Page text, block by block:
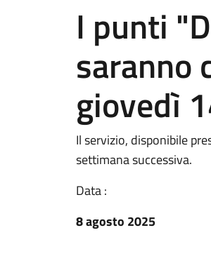
I punti
saranno
giovedì
Il servizio, disponibile
settimana successiva.
Data :
8 agosto 2025